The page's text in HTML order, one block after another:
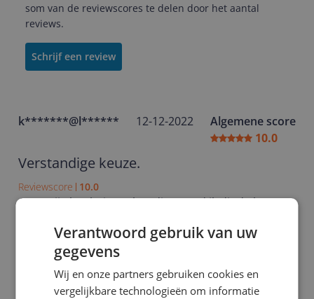
som van de reviewscores te delen door het aantal
reviews.
Schrijf een review
k*******@l****** 12-12-2022
Algemene score
10.0
Verstandige keuze.
Reviewscore 10.0
Qua orijs-kwalteitsverhouding vond ik dit de beste!
een beleving. Heel blij mee!
Minpunten
Geen oplader erbij
Verantwoord gebruik van uw
gegevens
Wij en onze partners gebruiken cookies en
vergelijkbare technologieën om informatie